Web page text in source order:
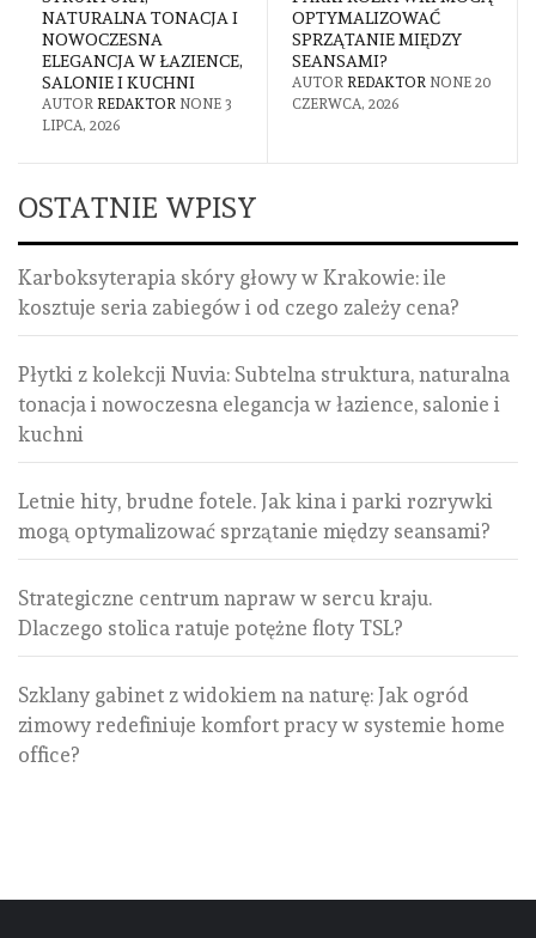
NATURALNA TONACJA I
NOWOCZESNA
ELEGANCJA W ŁAZIENCE,
SALONIE I KUCHNI
AUTOR REDAKTOR NONE 3
LIPCA, 2026
OPTYMALIZOWAĆ
SPRZĄTANIE MIĘDZY
SEANSAMI?
AUTOR REDAKTOR NONE 20
CZERWCA, 2026
OSTATNIE WPISY
Karboksyterapia skóry głowy w Krakowie: ile
kosztuje seria zabiegów i od czego zależy cena?
Płytki z kolekcji Nuvia: Subtelna struktura, naturalna
tonacja i nowoczesna elegancja w łazience, salonie i
kuchni
Letnie hity, brudne fotele. Jak kina i parki rozrywki
mogą optymalizować sprzątanie między seansami?
Strategiczne centrum napraw w sercu kraju.
Dlaczego stolica ratuje potężne floty TSL?
Szklany gabinet z widokiem na naturę: Jak ogród
zimowy redefiniuje komfort pracy w systemie home
office?